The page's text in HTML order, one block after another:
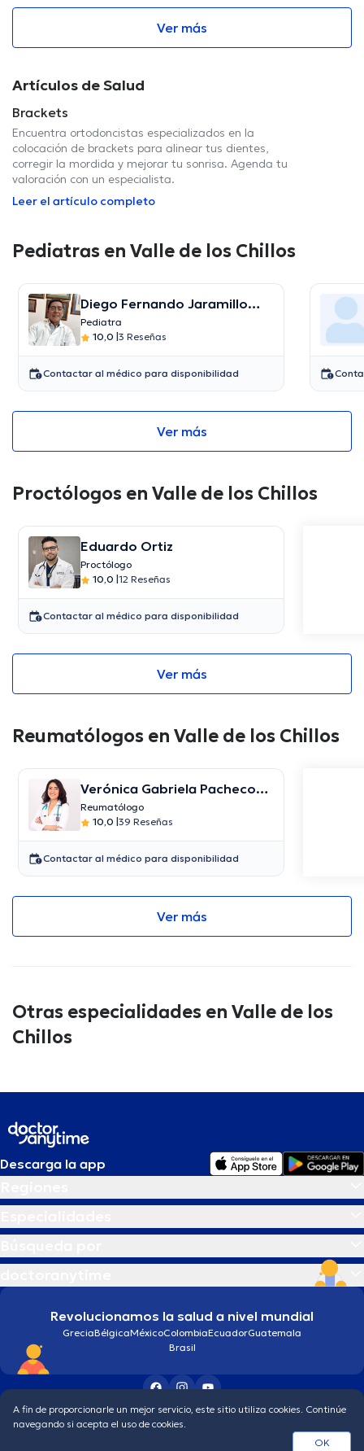
Ver más
Artículos de Salud
Brackets
Encuentra ortodoncistas especializados en la
colocación de brackets para alinear tus dientes,
corregir la mordida y mejorar tu sonrisa. Agenda tu
valoración con un especialista.
Leer el artículo completo
Pediatras en Valle de los Chillos
Diego Fernando Jaramillo
Borja
Pediatra
10,0 |3 Reseñas
Contactar al médico para disponibilidad
Ver más
Proctólogos en Valle de los Chillos
Eduardo Ortiz
Proctólogo
10,0 |12 Reseñas
Contactar al médico para disponibilidad
Ver más
Reumatólogos en Valle de los Chillos
Verónica Gabriela Pacheco
Pilco
Reumatólogo
10,0 |39 Reseñas
Contactar al médico para disponibilidad
Ver más
Otras especialidades en Valle de los
Chillos
Descarga la app
Revolucionamos la salud a nivel mundial
GreciaBélgicaMéxicoColombiaEcuadorGuatemala
Brasil
Condiciones generales
Política de protección de los datos personales
A fin de proporcionarle un mejor servicio, este sitio utiliza cookies. Continúe
navegando si acepta el uso de cookies.
OK